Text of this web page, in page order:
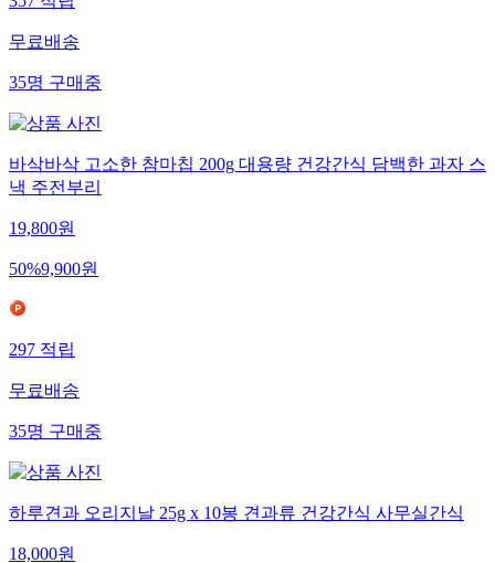
무료배송
35명 구매중
바삭바삭 고소한 참마칩 200g 대용량 건강간식 담백한 과자 스
낵 주전부리
19,800원
50%9,900원
297 적립
무료배송
35명 구매중
하루견과 오리지날 25g x 10봉 견과류 건강간식 사무실간식
18,000원